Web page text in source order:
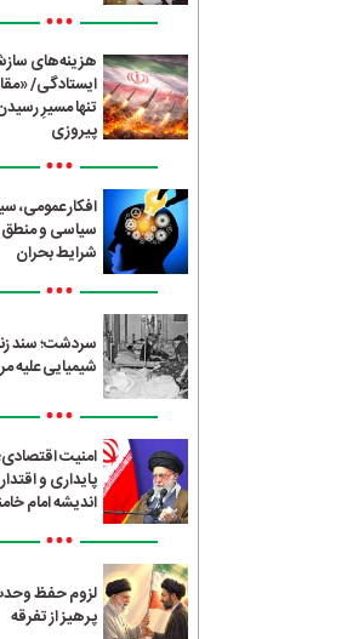
•••
هزینه‌های
ایستادگی/
تنها مسیرِ
پیروزی
•••
افکار عمومی،
سیاسی و منطق
شرایط بحران
•••
سردشت؛ سند
شیمیایی علیه
•••
امنیت
پایداری و
اندیشه امام
•••
لزوم حفظ
پرهیز از تفرقه